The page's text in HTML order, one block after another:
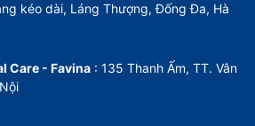
kéo dài, Láng Thượng, Đống Đa, Hà
Care - Favina : 135 Thanh Ấm, TT. Vân